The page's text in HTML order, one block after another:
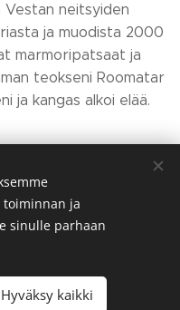
Vestan neitsyiden
ja muodista 2000
marmoripatsaat ja
teokseni Roomatar
ja kangas alkoi elää.
toiminnan ja
sinulle parhaan
Hyväksy kaikki